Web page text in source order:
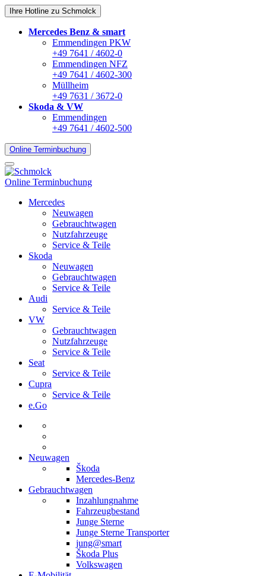
Ihre Hotline zu Schmolck
Mercedes Benz & smart
Emmendingen PKW
+49 7641 / 4602-0
Emmendingen NFZ
+49 7641 / 4602-300
Müllheim
+49 7631 / 3672-0
Skoda & VW
Emmendingen
+49 7641 / 4602-500
Online Terminbuchung
Online Terminbuchung
Mercedes
Neuwagen
Gebrauchtwagen
Nutzfahrzeuge
Service & Teile
Skoda
Neuwagen
Gebrauchtwagen
Service & Teile
Audi
Service & Teile
VW
Gebrauchtwagen
Nutzfahrzeuge
Service & Teile
Seat
Service & Teile
Cupra
Service & Teile
e.Go
Neuwagen
Škoda
Mercedes-Benz
Gebrauchtwagen
Inzahlungnahme
Fahrzeugbestand
Junge Sterne
Junge Sterne Transporter
jung@smart
Škoda Plus
Volkswagen